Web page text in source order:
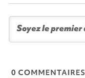
0 COMMENTAIRES